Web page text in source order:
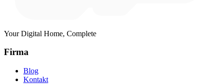
Your Digital Home, Complete
Firma
Blog
Kontakt